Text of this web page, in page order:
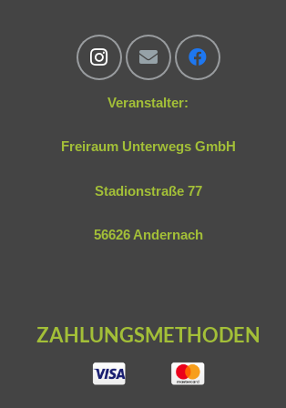
Veranstalter:
Freiraum Unterwegs GmbH
Stadionstraße 77
56626 Andernach
ZAHLUNGSMETHODEN